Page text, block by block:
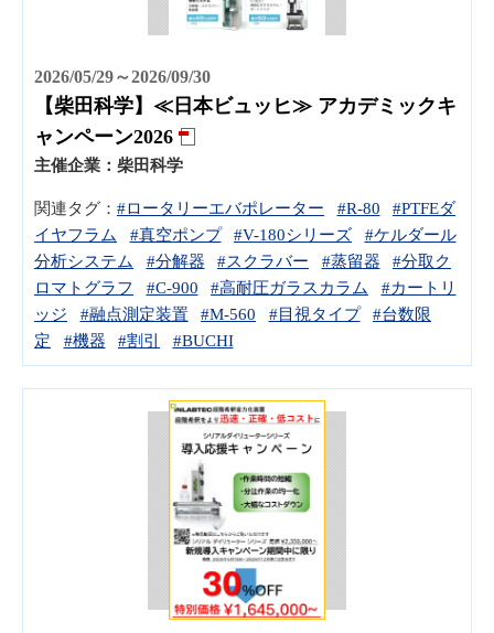
2026/05/29～2026/09/30
【柴田科学】≪日本ビュッヒ≫ アカデミックキ
ャンペーン2026
主催企業： 柴田科学
関連タグ： #ロータリーエバポレーター #R-80
#PTFEダ
イヤフラム
#真空ポンプ #V-180シリーズ
#ケルダール
分析システム
#分解器 #スクラバー #蒸留器
#分取ク
ロマトグラフ
#C-900 #高耐圧ガラスカラム
#カートリ
ッジ
#融点測定装置 #M-560 #目視タイプ
#台数限
定
#機器 #割引 #BUCHI